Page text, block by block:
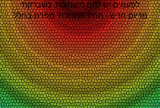
לפעמים יש להם משמעות. כשבדקתי
מדיום חדש - תמיד התחלתי מפרח בחלל.